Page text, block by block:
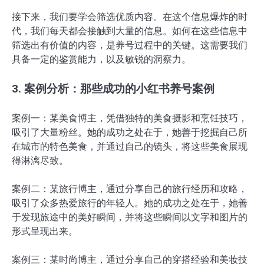
接下来，我们要学会筛选优质内容。在这个信息爆炸的时
代，我们每天都会接触到大量的信息。如何在这些信息中
筛选出有价值的内容，是养号过程中的关键。这需要我们
具备一定的鉴赏能力，以及敏锐的洞察力。
3. 案例分析：那些成功的小红书养号案例
案例一：某美食博主，凭借独特的美食摄影和烹饪技巧，
吸引了大量粉丝。她的成功之处在于，她善于挖掘自己所
在城市的特色美食，并通过自己的镜头，将这些美食展现
得淋漓尽致。
案例二：某旅行博主，通过分享自己的旅行经历和攻略，
吸引了众多热爱旅行的年轻人。她的成功之处在于，她善
于发现旅途中的美好瞬间，并将这些瞬间以文字和图片的
形式呈现出来。
案例三：某时尚博主，通过分享自己的穿搭经验和美妆技